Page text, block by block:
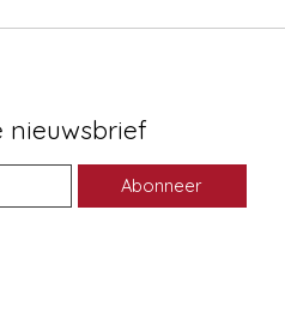
nieuwsbrief
Abonneer